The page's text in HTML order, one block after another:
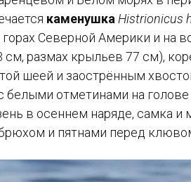
каменушка Histrionicus
Северной Америки и на
см, размах крыльев 77 см),
шеей и заострённым
белыми отметинами на
в осеннем наряде, самка
и пятнами перед